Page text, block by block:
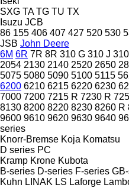
SXG TA TG TU TX
Isuzu JCB
86 155 406 407 427 520 530
JSB John Deere
6M 6R 7R 8R 310 G 310 J
2054 2130 2140 2520 2650
5075 5080 5090 5100 5115
6200 6210 6215 6220 6230
7000 7200 7215 R 7230 R
8130 8200 8220 8230 8260 R
9600 9610 9620 9630 9640
series
Knorr-Bremse Koja Komatsu
D series PC
Kramp Krone Kubota
B-series D-series F-series
Kuhn LINAK LS Laforge